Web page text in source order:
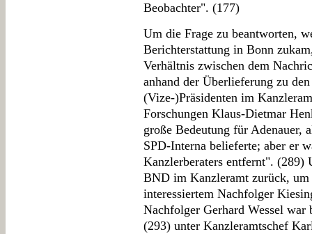
Beobachter". (177)
Um die Frage zu beantworten,
Berichterstattung in Bonn
Verhältnis zwischen dem
anhand der Überlieferung zu
(Vize-)Präsidenten im
Forschungen Klaus-Dietmar
große Bedeutung für Adenauer,
SPD-Interna belieferte; aber er
Kanzlerberaters entfernt". (289)
BND im Kanzleramt zurück, um
interessiertem Nachfolger
Nachfolger Gerhard Wessel war
(293) unter Kanzleramtschef